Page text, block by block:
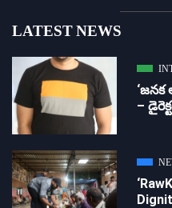
LATEST NEWS
‘జ‌న‌క
–